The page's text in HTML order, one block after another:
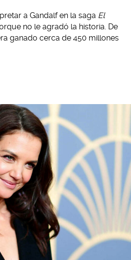
a Gandalf en la saga El
no le agradó la historia. De
ganado cerca de 450 millones